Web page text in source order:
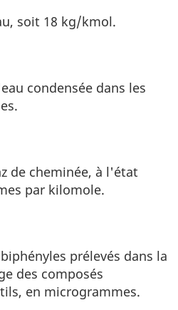
soit 18 kg/kmol.
condensée dans les
de cheminée, à l'état
par kilomole.
prélevés dans la
des composés
en microgrammes.